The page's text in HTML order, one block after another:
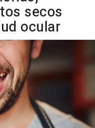
secos
ocular